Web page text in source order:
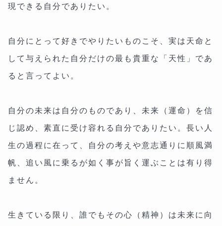
現できる自分でありたい。
自分にとって好きでやりたいものこそ、実は天命と
して与えられた自分だけの最も貴重な「天性」であ
ると言ってよい。
自分の未来は自分のものであり、未来（運命）を信
じ認め、素直に受け容れる自分でありたい。長い人
生の過程に在って、自分の考えや意志通りに順風満
帆、追い風に乗るが如く事が旨く運ぶことは有り得
ません。
生きている限り、誰でもその心（精神）は未来に向